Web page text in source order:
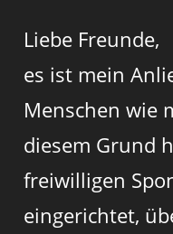
Liebe Freunde,
es ist mein
Menschen wie
diesem Grund
freiwilligen
eingerichtet,